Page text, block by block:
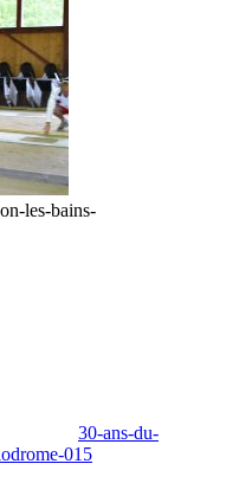
les-bains-
30-ans-du-
015